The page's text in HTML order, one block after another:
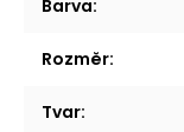
Barva:
Rozměr:
Tvar: